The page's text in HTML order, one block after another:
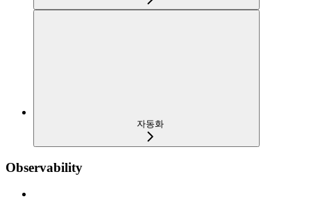
자동화
Observability